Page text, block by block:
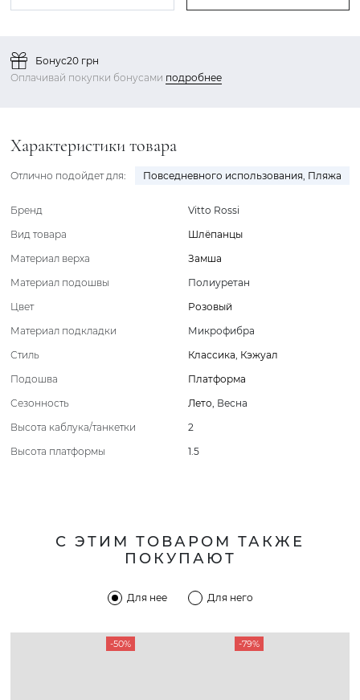
Бонус20 грн
Оплачивай покупки бонусами подробнее
Характеристики товара
Отлично подойдет для: Повседневного использования, Пляжа
Бренд
Vitto Rossi
Вид товара
Шлёпанцы
Материал верха
Замша
Материал подошвы
Полиуретан
Цвет
Розовый
Материал подкладки
Микрофибра
Стиль
Классика, Кэжуал
Подошва
Платформа
Сезонность
Лето, Весна
Высота каблука/танкетки
2
Высота платформы
1.5
С ЭТИМ ТОВАРОМ ТАКЖЕ
ПОКУПАЮТ
Для нее Для него
-50% -79%